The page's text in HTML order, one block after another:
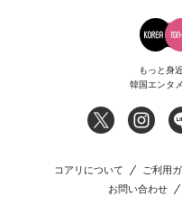
もっと身
韓国エンタ
コアリについて ご利用
お問い合わせ